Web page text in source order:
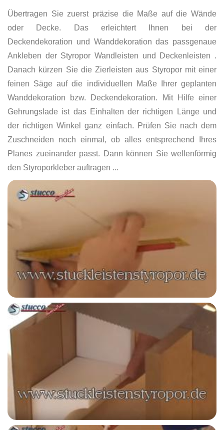
Übertragen Sie zuerst präzise die Maße auf die Wände
oder Decke. Das erleichtert Ihnen bei der
Deckendekoration und Wanddekoration das passgenaue
Ankleben der Styropor Wandleisten und Deckenleisten .
Danach kürzen Sie die Zierleisten aus Styropor mit einer
feinen Säge auf die individuellen Maße Ihrer geplanten
Wanddekoration bzw. Deckendekoration. Mit Hilfe einer
Gehrungslade ist das Einhalten der richtigen Länge und
der richtigen Winkel ganz einfach. Prüfen Sie nach dem
Zuschneiden noch einmal, ob alles entsprechend Ihres
Planes zueinander passt. Dann können Sie wellenförmig
den Styroporkleber auftragen ...